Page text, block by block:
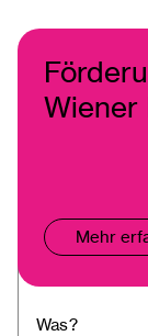
Wiener
Mehr
Was?